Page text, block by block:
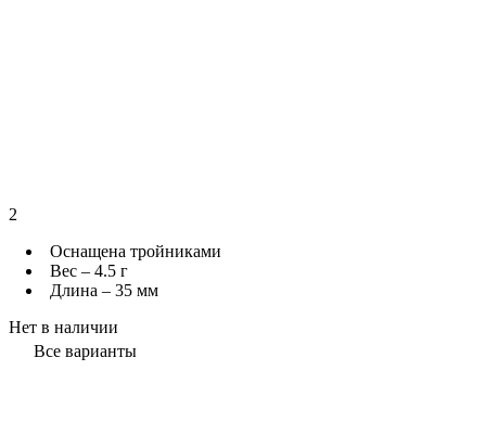
2
Оснащена тройниками
Вес – 4.5 г
Длина – 35 мм
Нет в наличии
Все варианты